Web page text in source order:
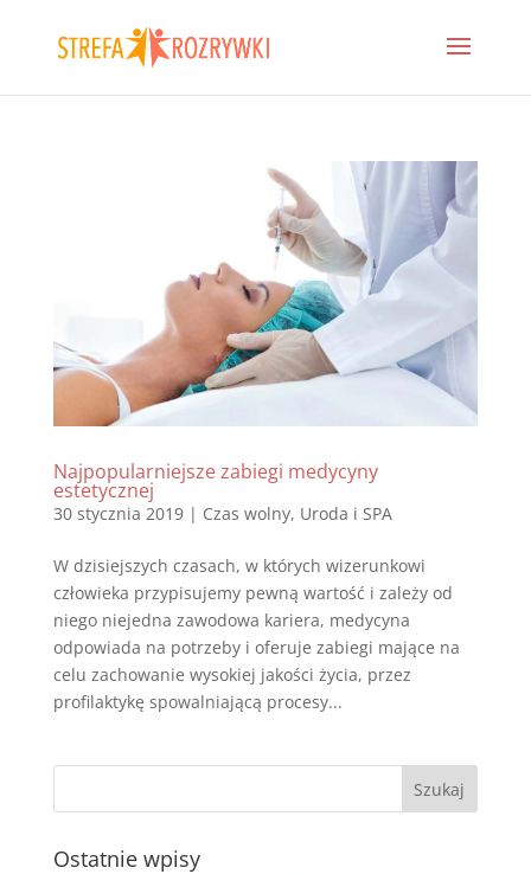
Najpopularniejsze zabiegi medycyny
estetycznej
30 stycznia 2019| Czas wolny, Uroda i SPA
W dzisiejszych czasach, w których wizerunkowi
człowieka przypisujemy pewną wartość i zależy od
niego niejedna zawodowa kariera, medycyna
odpowiada na potrzeby i oferuje zabiegi mające na
celu zachowanie wysokiej jakości życia, przez
profilaktykę spowalniającą procesy...
Ostatnie wpisy